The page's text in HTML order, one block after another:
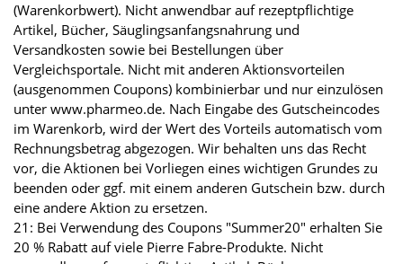
(Warenkorbwert). Nicht anwendbar auf rezeptpflichtige
Artikel, Bücher, Säuglingsanfangsnahrung und
Versandkosten sowie bei Bestellungen über
Vergleichsportale. Nicht mit anderen Aktionsvorteilen
(ausgenommen Coupons) kombinierbar und nur einzulösen
unter www.pharmeo.de. Nach Eingabe des Gutscheincodes
im Warenkorb, wird der Wert des Vorteils automatisch vom
Rechnungsbetrag abgezogen. Wir behalten uns das Recht
vor, die Aktionen bei Vorliegen eines wichtigen Grundes zu
beenden oder ggf. mit einem anderen Gutschein bzw. durch
eine andere Aktion zu ersetzen.
21: Bei Verwendung des Coupons "Summer20" erhalten Sie
20 % Rabatt auf viele Pierre Fabre-Produkte. Nicht